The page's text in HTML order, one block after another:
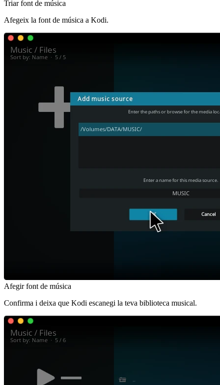
Triar font de música
Afegeix la font de música a Kodi.
Afegir font de música
Confirma i deixa que Kodi escanegi la teva biblioteca musical.